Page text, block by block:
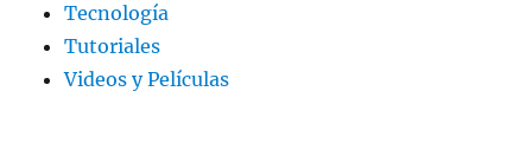
Tecnología
Tutoriales
Videos y Películas